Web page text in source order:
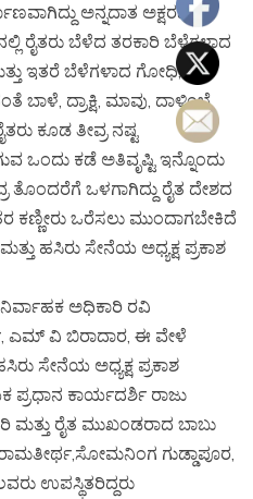
ಅನ್ನದಾತ ಅಕ್ಷರಶಃ
ರೈತರು ಬೆಳೆದ ತರಕಾರಿ ಬೆಳೆಗಳಾದ
ಇತರೆ ಬೆಳೆಗಳಾದ ಗೋಧಿ,
ಬಾಳೆ, ದ್ರಾಕ್ಷಿ, ಮಾವು, ದಾಳಿಂಬೆ,
ಕೂಡ ತೀವ್ರ ನಷ್ಟ
ಒಂದು ಕಡೆ ಅತಿವೃಷ್ಟಿ ಇನ್ನೊಂದು
ತೊಂದರೆಗೆ ಒಳಗಾಗಿದ್ದು ರೈತ ದೇಶದ
ಕಣ್ಣೀರು ಒರೆಸಲು ಮುಂದಾಗಬೇಕಿದೆ
ಹಸಿರು ಸೇನೆಯ ಅಧ್ಯಕ್ಷ ಪ್ರಕಾಶ
ಅಧಿಕಾರಿ ರವಿ
ಎಮ್ ವಿ ಬಿರಾದಾರ, ಈ ವೇಳೆ
ಸೇನೆಯ ಅಧ್ಯಕ್ಷ ಪ್ರಕಾಶ
ಪ್ರಧಾನ ಕಾರ್ಯದರ್ಶಿ ರಾಜು
ರೈತ ಮುಖಂಡರಾದ ಬಾಬು
ಗುಡ್ಡಾಪೂರ,
ಉಪಸ್ಥಿತರಿದ್ದರು